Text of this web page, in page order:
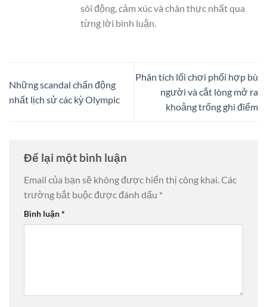
sôi động, cảm xúc và chân thực nhất qua
từng lời bình luận.
Những scandal chấn động
nhất lịch sử các kỳ Olympic
Phân tích lối chơi phối hợp bù
người và cắt lòng mở ra
khoảng trống ghi điểm
Để lại một bình luận
Email của bạn sẽ không được hiển thị công khai.Các
trường bắt buộc được đánh dấu *
Bình luận*